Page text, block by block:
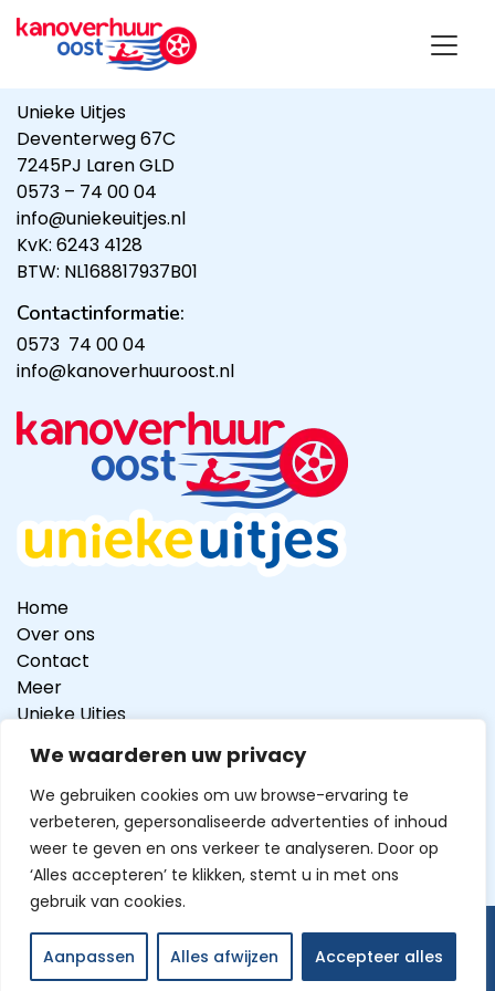
We waarderen uw privacy
We gebruiken cookies om uw browse-ervaring te
verbeteren, gepersonaliseerde advertenties of inhoud
weer te geven en ons verkeer te analyseren. Door op
‘Alles accepteren’ te klikken, stemt u in met ons
gebruik van cookies.
Aanpassen Alles afwijzen Accepteer alles
Unieke Uitjes
Deventerweg 67C
7245PJ Laren GLD
0573 – 74 00 04
info@uniekeuitjes.nl
KvK: 6243 4128
BTW: NL168817937B01
Contactinformatie:
0573 74 00 04
info@kanoverhuuroost.nl
Home
Over ons
Contact
Meer
Unieke Uitjes
Tripadvisor Travellers’ Choice Award 2025
© 2026Kanoverhuur Oost
By Sitework